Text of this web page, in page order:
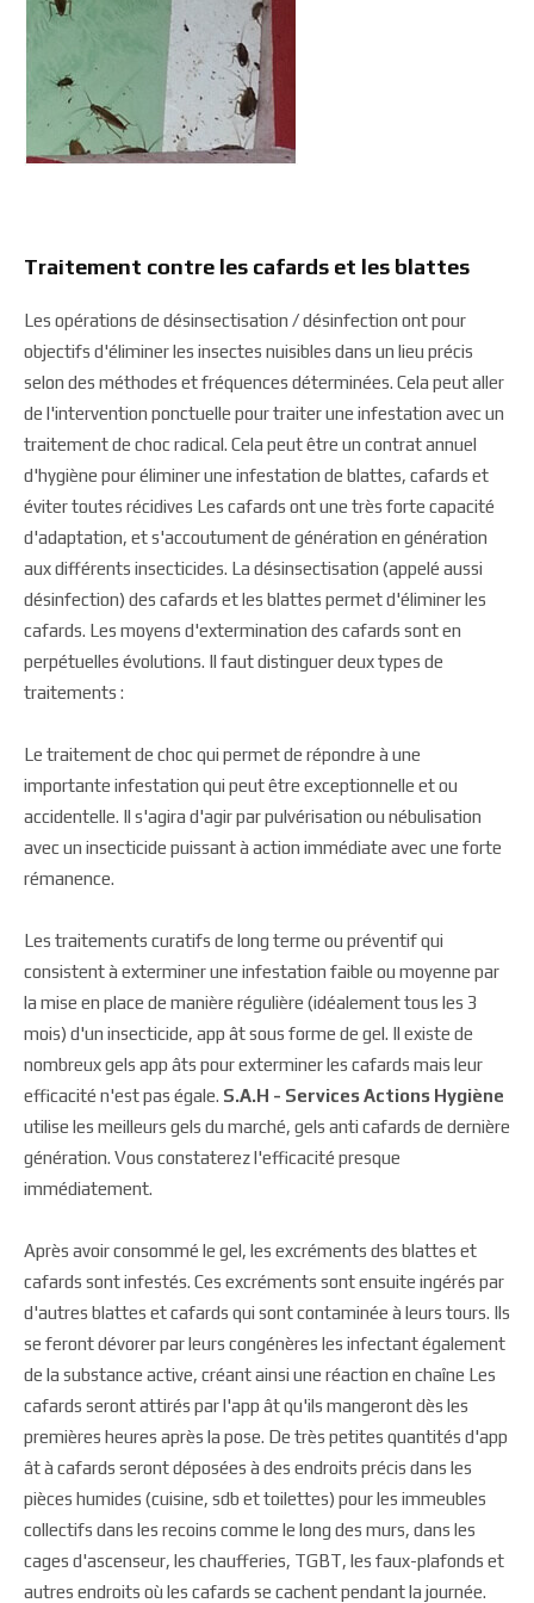
Traitement contre les cafards et les blattes
Les opérations de désinsectisation / désinfection ont pour
objectifs d'éliminer les insectes nuisibles dans un lieu précis
selon des méthodes et fréquences déterminées. Cela peut aller
de l'intervention ponctuelle pour traiter une infestation avec un
traitement de choc radical. Cela peut être un contrat annuel
d'hygiène pour éliminer une infestation de blattes, cafards et
éviter toutes récidives Les cafards ont une très forte capacité
d'adaptation, et s'accoutument de génération en génération
aux différents insecticides. La désinsectisation (appelé aussi
désinfection) des cafards et les blattes permet d'éliminer les
cafards. Les moyens d'extermination des cafards sont en
perpétuelles évolutions. Il faut distinguer deux types de
traitements :
Le traitement de choc qui permet de répondre à une
importante infestation qui peut être exceptionnelle et ou
accidentelle. Il s'agira d'agir par pulvérisation ou nébulisation
avec un insecticide puissant à action immédiate avec une forte
rémanence.
Les traitements curatifs de long terme ou préventif qui
consistent à exterminer une infestation faible ou moyenne par
la mise en place de manière régulière (idéalement tous les 3
mois) d'un insecticide, app ât sous forme de gel. Il existe de
nombreux gels app âts pour exterminer les cafards mais leur
efficacité n'est pas égale. S.A.H - Services Actions Hygiène
utilise les meilleurs gels du marché, gels anti cafards de dernière
génération. Vous constaterez l'efficacité presque
immédiatement.
Après avoir consommé le gel, les excréments des blattes et
cafards sont infestés. Ces excréments sont ensuite ingérés par
d'autres blattes et cafards qui sont contaminée à leurs tours. Ils
se feront dévorer par leurs congénères les infectant également
de la substance active, créant ainsi une réaction en chaîne Les
cafards seront attirés par l'app ât qu'ils mangeront dès les
premières heures après la pose. De très petites quantités d'app
ât à cafards seront déposées à des endroits précis dans les
pièces humides (cuisine, sdb et toilettes) pour les immeubles
collectifs dans les recoins comme le long des murs, dans les
cages d'ascenseur, les chaufferies, TGBT, les faux-plafonds et
autres endroits où les cafards se cachent pendant la journée.